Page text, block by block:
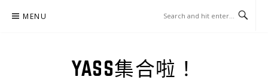
MENU
YASS集合啦！